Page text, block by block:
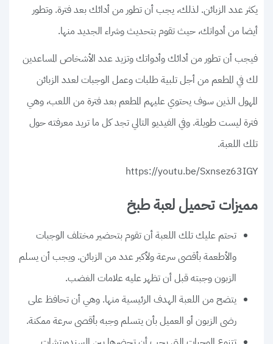
يكثر عدد الزبائن. لذلك، يجب أن تطور من أدائك بعد فترة. وتطور
أيضا من أدواتك، حيث تقوم بتحديث وشراء الجديد منها.
فيجب أن تطور من أدائك وأدواتك وتزيد عدد الأشخاص المساعدين
لك في المطعم من أجل تلبية طلبات وعمل الوجبات لعدد الزبائن
المهول الذين سوف يحتوي عليهم المطعم بعد فترة من اللعب، وهي
فترة ليست طويلة. وفي الفيديو التالي تجد كل ما تريد معرفته حول
تلك اللعبة.
https://youtu.be/Sxnsez63IGY
مميزات تحميل لعبة طبخ
تحتم عليك تلك اللعبة أن تقوم بتحضير مختلف الوجبات
والأطعمة بأقصى سرعة ولأكبر عدد من الزبائن. ويجب أن يسلم
الزبون وجبته قبل أن تظهر عليه علامات الغضب.
يتضح من اللعبة الهدف الرئيسية منها. وهي أن تحافظ على
رضى الزبون أو العميل بأن يتسلم وجبه بأقصى سرعة ممكنة.